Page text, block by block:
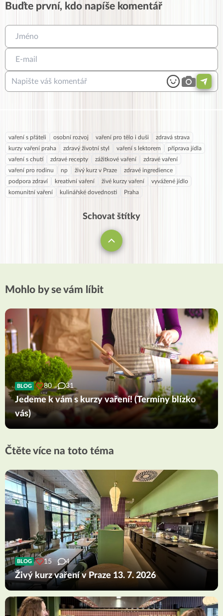
Buďte první, kdo napíše komentář
vaření s přáteli osobní rozvoj vaření pro tělo i duši
zdravá strava
kurzy vaření praha
zdravý životní styl vaření s lektorem
příprava jídla
vaření s chutí
zdravé recepty zážitkové vaření
zdravé vaření
vaření pro rodinu
np živý kurz v Praze
zdravé ingredience
podpora zdraví
kreativní vaření živé kurzy vaření
vyvážené jídlo
komunitní vaření
kulinářské dovednosti Praha
Schovat štítky
Mohlo by se vám líbit
BLOG 80 31
Jedeme k vám s kurzy vaření! (Termíny blízko
vás)
Čtěte více na toto téma
BLOG 15 4
Živý kurz vaření v Praze 13. 7. 2026